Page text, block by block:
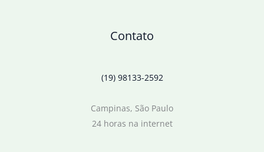
Contato
(19) 98133-2592
Campinas, São Paulo
24 horas na internet